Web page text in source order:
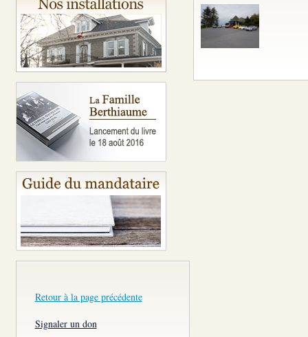
Retour à la page précédente
Signaler un don